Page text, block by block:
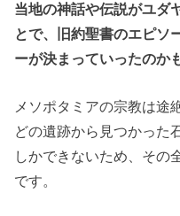
当地の神話や伝説がユダ
とで、旧約聖書のエピソ
ーが決まっていったのか
メソポタミアの宗教は途
どの遺跡から見つかった
しかできないため、その
です。